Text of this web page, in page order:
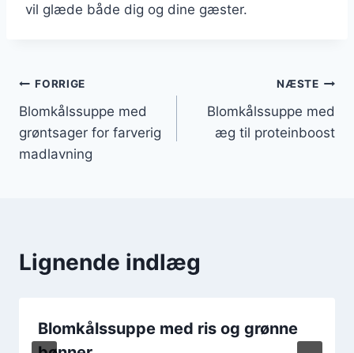
vil glæde både dig og dine gæster.
Indlægsnavigation
FORRIGE
Blomkålssuppe med
grøntsager for farverig
madlavning
NÆSTE
Blomkålssuppe med
æg til proteinboost
Lignende indlæg
Blomkålssuppe med ris og grønne